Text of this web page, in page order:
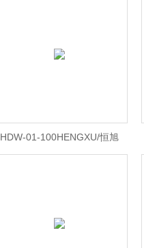
HDW-01-100HENGXU/恒旭